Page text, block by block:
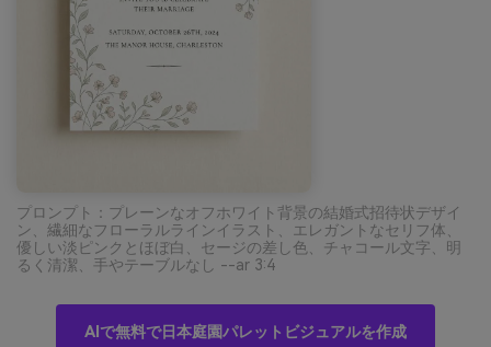
プロンプト：プレーンなオフホワイト背景の結婚式招待状デザイ
ン、繊細なフローラルラインイラスト、エレガントなセリフ体、
優しい淡ピンクとほぼ白、セージの差し色、チャコール文字、明
るく清潔、手やテーブルなし --ar 3:4
AIで無料で日本庭園パレットビジュアルを作成